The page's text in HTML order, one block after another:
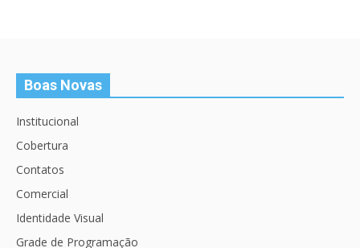
Boas Novas
Institucional
Cobertura
Contatos
Comercial
Identidade Visual
Grade de Programação